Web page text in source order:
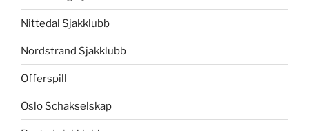
Nittedal Sjakklubb
Nordstrand Sjakklubb
Offerspill
Oslo Schakselskap